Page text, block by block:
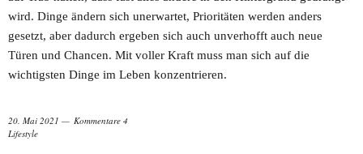
wird. Dinge ändern sich unerwartet, Prioritäten werden anders
gesetzt, aber dadurch ergeben sich auch unverhofft auch neue
Türen und Chancen. Mit voller Kraft muss man sich auf die
wichtigsten Dinge im Leben konzentrieren.
20. Mai 2021
Kommentare 4
Lifestyle